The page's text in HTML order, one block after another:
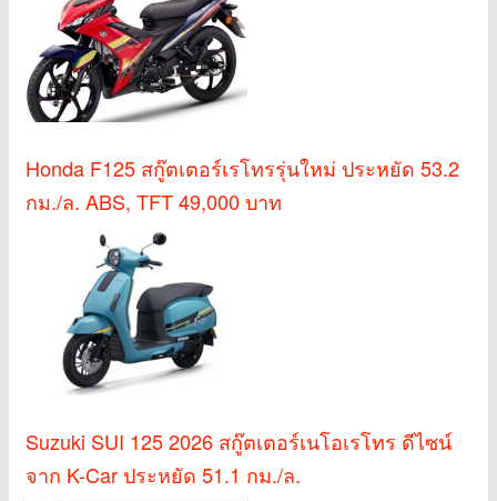
Honda F125 สกู๊ตเตอร์เรโทรรุ่นใหม่ ประหยัด 53.2
กม./ล. ABS, TFT 49,000 บาท
Suzuki SUI 125 2026 สกู๊ตเตอร์เนโอเรโทร ดีไซน์
จาก K-Car ประหยัด 51.1 กม./ล.